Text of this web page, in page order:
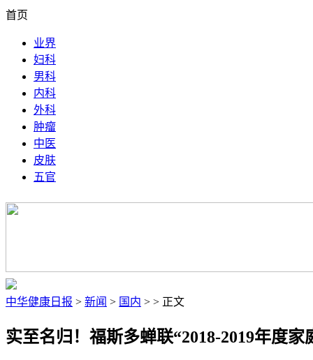
首页
业界
妇科
男科
内科
外科
肿瘤
中医
皮肤
五官
中华健康日报 > 新闻 > 国内 > > 正文
实至名归！福斯多蝉联“2018-2019年度